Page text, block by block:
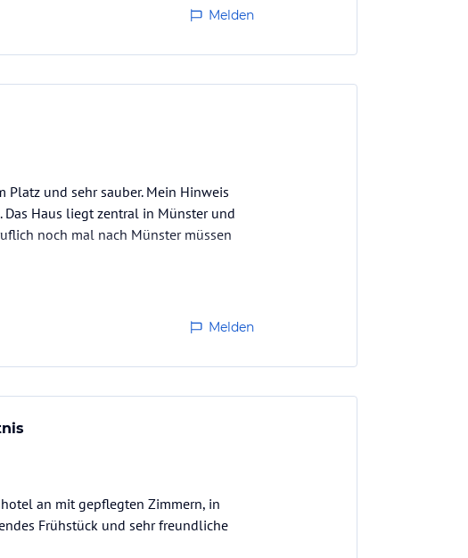
Melden
und sehr sauber. Mein Hinweis
Haus liegt zentral in Münster und
noch mal nach Münster müssen
Melden
an mit gepflegten Zimmern, in
Frühstück und sehr freundliche